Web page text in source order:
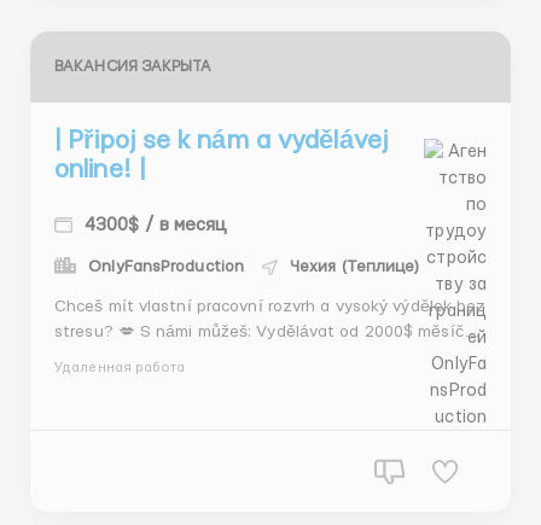
ВАКАНСИЯ ЗАКРЫТА
| Připoj se k nám a vydělávej
online! |
4300$ / в месяц
OnlyFansProduction Чехия (Теплице)
Chceš mít vlastní pracovní rozvrh a vysoký výdělek bez
stresu? 💋 S námi můžeš: Vydělávat od 2000$ měsíčně
Удаленная работа